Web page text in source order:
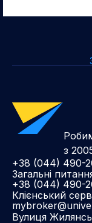
з
+38 (044) 490-
Загальні
+38 (044) 490-
Клієнський
Вулиця